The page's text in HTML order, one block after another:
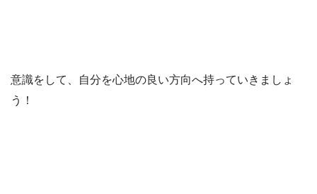
意識をして、自分を心地の良い方向へ持っていきましょ
う！